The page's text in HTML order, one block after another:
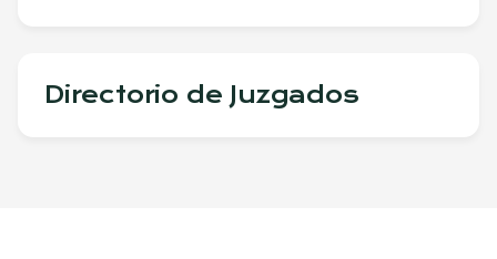
Directorio de Juzgados